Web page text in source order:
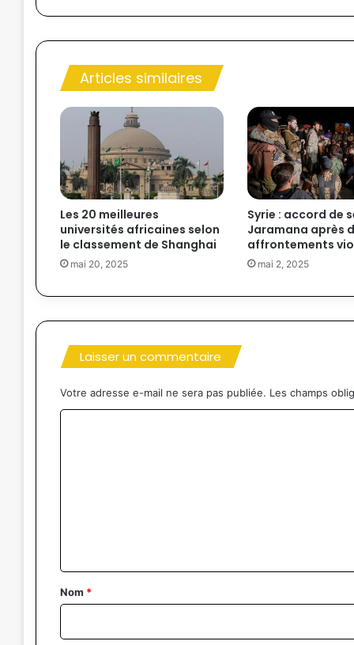
Articles similaires
Les 20 meilleures
universités africaines selon
le classement de Shanghai
mai 20, 2025
Syrie : accord de
Jaramana après
affrontements
mai 2, 2025
Laisser un commentaire
Votre adresse e-mail ne sera pas publiée. Les champs
a
i
r
Nom *